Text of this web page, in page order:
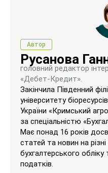
Автор
Русанова
головний редактор
«Дебет-Кредит».
Закінчила Південний
університету
України «Кримський
за спеціальністю
Має понад 16 років
статей та новин на
бухгалтерського обліку
податків.